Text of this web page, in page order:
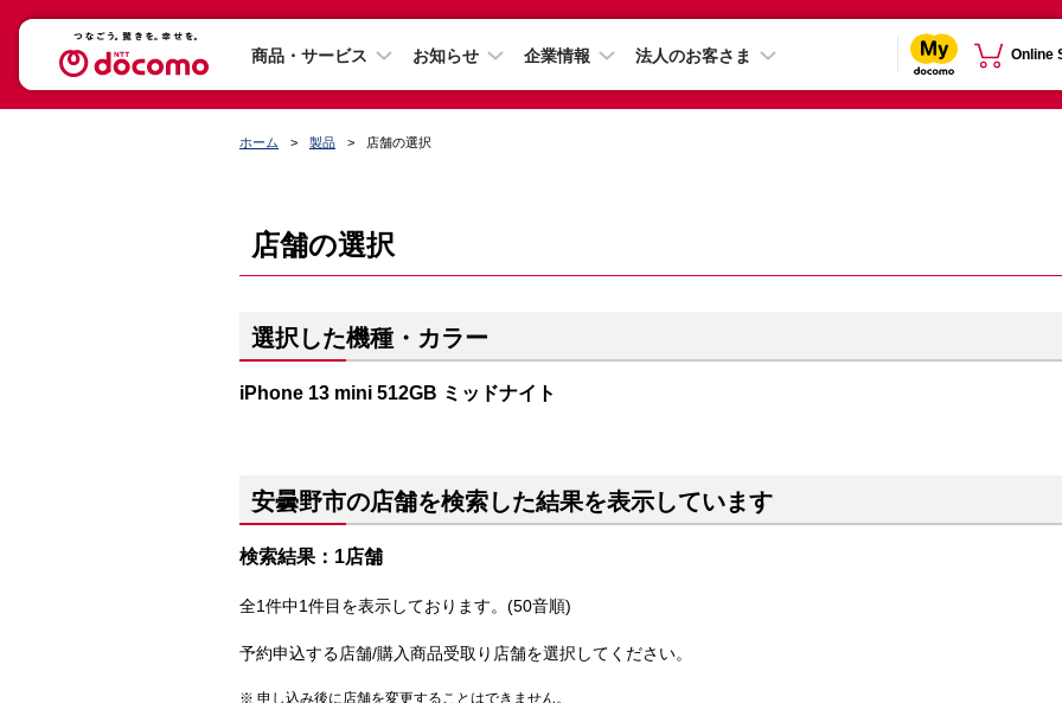
商品・サービス お知らせ 企業情報 法人のお客さま Online
ホーム 製品 店舗の選択
店舗の選択
選択した機種・カラー
iPhone 13 mini 512GB ミッドナイト
安曇野市の店舗を検索した結果を表示しています
検索結果：1店舗
全1件中1件目を表示しております。(50音順)
予約申込する店舗/購入商品受取り店舗を選択してください。
申し込み後に店舗を変更することはできません。